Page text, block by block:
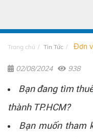
Trang chủ Tin Tức Đơn
02/08/2024 938
Bạn đang tìm
thành TP.HCM?
Bạn muốn tham